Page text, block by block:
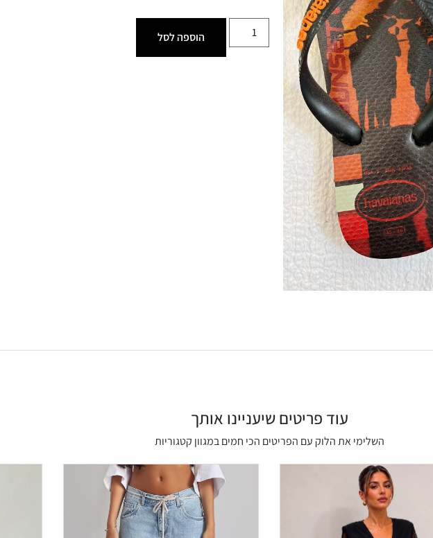
הוספה לסל
עוד פריטים שיעניינו אותך
השלימי את הלוק עם הפריטים הכי חמים במגוון קטגוריות